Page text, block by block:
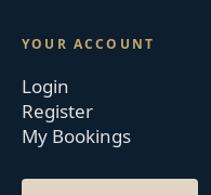
YOUR ACCOUNT
Login
Register
My Bookings